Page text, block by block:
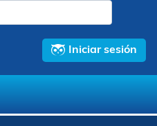
Iniciar sesión